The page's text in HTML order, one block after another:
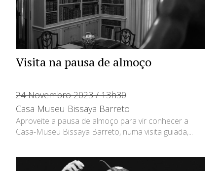
Visita na pausa de almoço
24 Novembro 2023 / 13h30
Casa Museu Bissaya Barreto
Aproveite a pausa de almoço para vir conhecer a
Casa-Museu Bissaya Barreto, numa visita guiada,...